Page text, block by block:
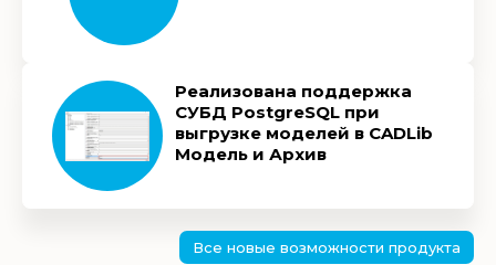
Реализована поддержка
СУБД PostgreSQL при
выгрузке моделей в CADLib
Модель и Архив
Все новые возможности продукта